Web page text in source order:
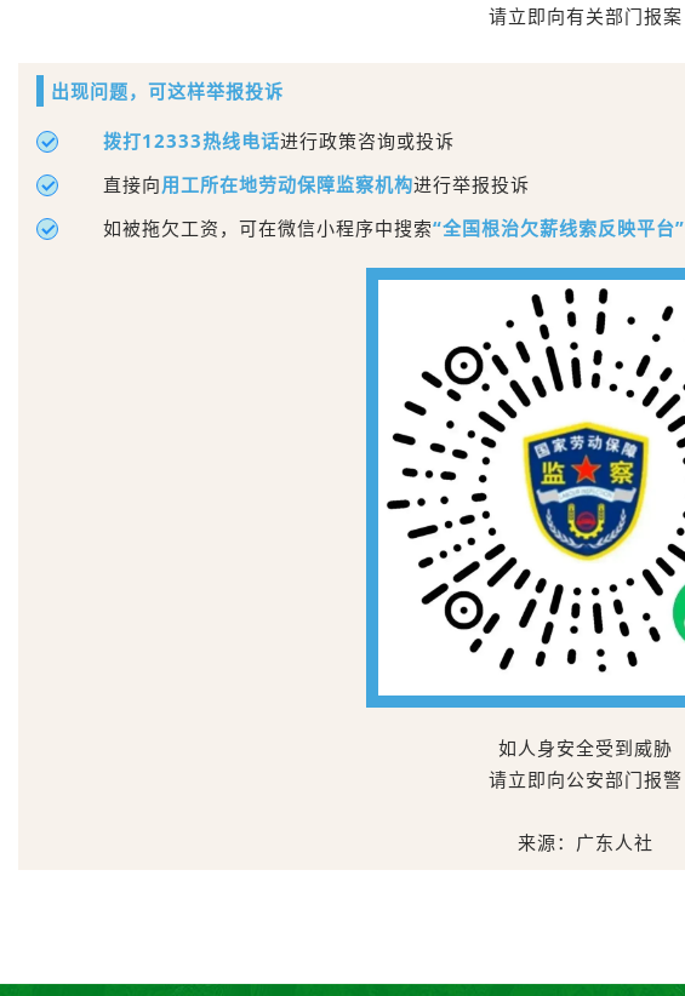
请立即向有关部门报案
出现问题，可这样举报投诉
拨打12333热线电话进行政策咨询或投诉
直接向用工所在地劳动保障监察机构进行举报投诉
如被拖欠工资，可在微信小程序中搜索“全国根治欠薪线索反映平台”
如人身安全受到威胁
请立即向公安部门报警
来源：广东人社